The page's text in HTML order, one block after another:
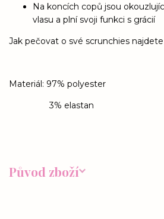
Na koncích copů jsou
vlasu a plní svoji funkci s grácií
Jak pečovat o své scrunchies najdete
Materiál: 97% polyester
3% elastan
Původ zboží